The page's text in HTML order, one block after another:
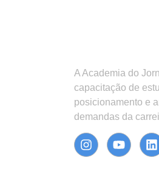
A Academia do
capacitação de
posicionamento e
demandas da